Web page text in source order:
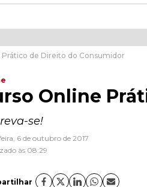
Prático de Direito do Consumidor
Online
se!
6 de outubro de 2017
às 08:29